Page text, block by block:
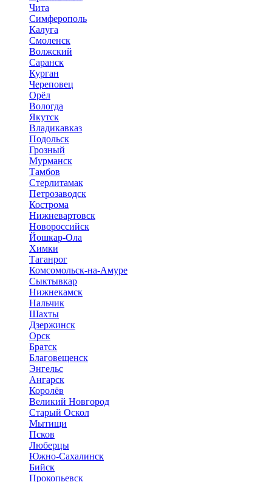
Чита
Симферополь
Калуга
Смоленск
Волжский
Саранск
Курган
Череповец
Орёл
Вологда
Якутск
Владикавказ
Подольск
Грозный
Мурманск
Тамбов
Стерлитамак
Петрозаводск
Кострома
Нижневартовск
Новороссийск
Йошкар-Ола
Химки
Таганрог
Комсомольск-на-Амуре
Сыктывкар
Нижнекамск
Нальчик
Шахты
Дзержинск
Орск
Братск
Благовещенск
Энгельс
Ангарск
Королёв
Великий Новгород
Старый Оскол
Мытищи
Псков
Люберцы
Южно-Сахалинск
Бийск
Прокопьевск